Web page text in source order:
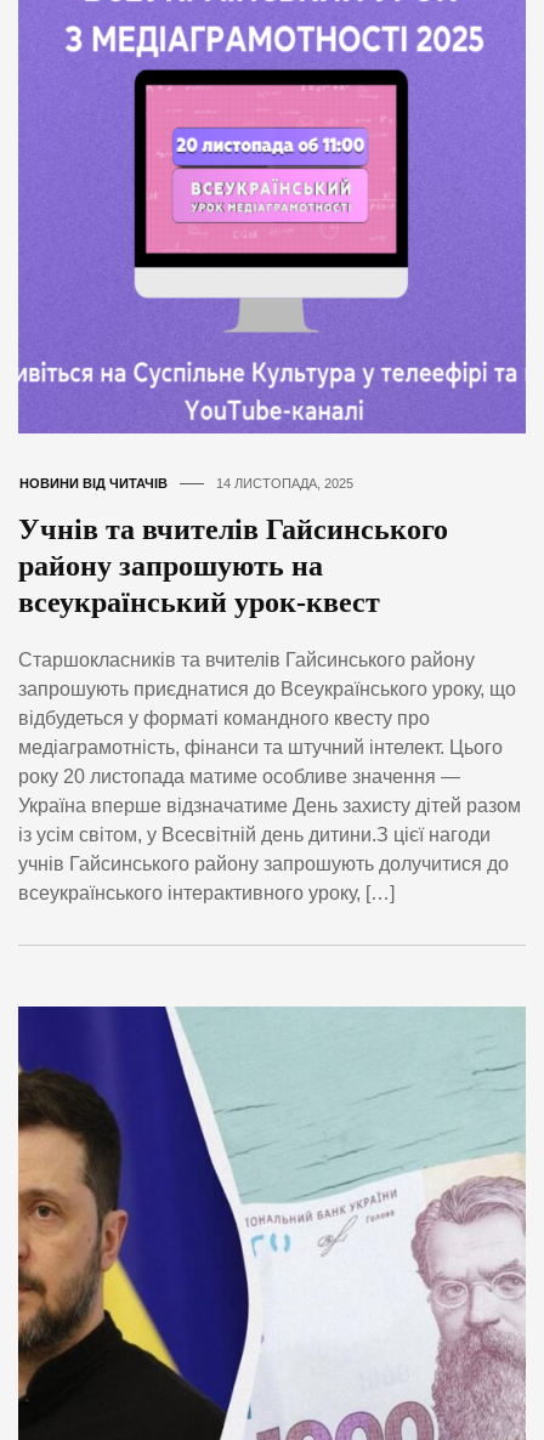
НОВИНИ ВІД ЧИТАЧІВ 14 ЛИСТОПАДА, 2025
Учнів та вчителів Гайсинського
району запрошують на
всеукраїнський урок-квест
Старшокласників та вчителів Гайсинського району
запрошують приєднатися до Всеукраїнського уроку, що
відбудеться у форматі командного квесту про
медіаграмотність, фінанси та штучний інтелект. Цього
року 20 листопада матиме особливе значення —
Україна вперше відзначатиме День захисту дітей разом
із усім світом, у Всесвітній день дитини.З цієї нагоди
учнів Гайсинського району запрошують долучитися до
всеукраїнського інтерактивного уроку, […]